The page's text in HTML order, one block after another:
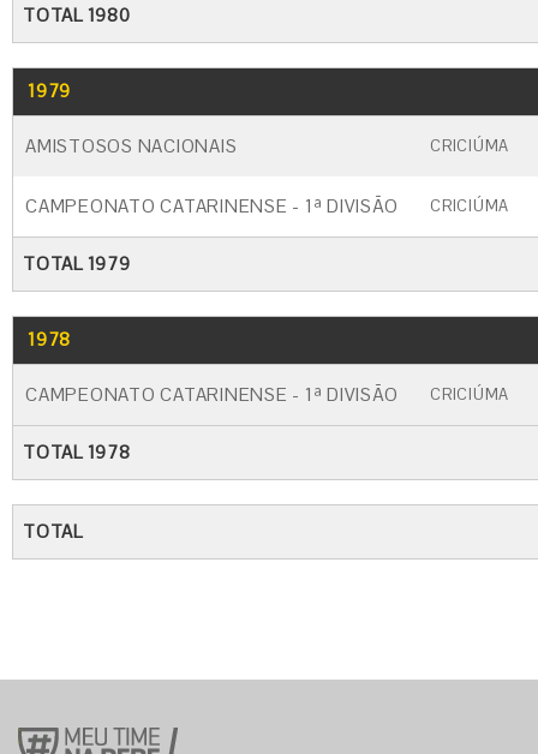
TOTAL 1980
1979
AMISTOSOS NACIONAIS CRICIÚMA
CAMPEONATO CATARINENSE - 1ª DIVISÃO CRICIÚMA
TOTAL 1979
1978
CAMPEONATO CATARINENSE - 1ª DIVISÃO CRICIÚMA
TOTAL 1978
TOTAL